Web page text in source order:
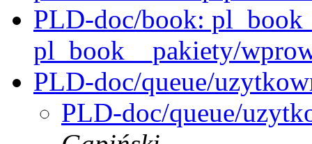
PLD-doc/book:
pl_book__pakiety/
PLD-doc/queue/
PLD-doc/queue/